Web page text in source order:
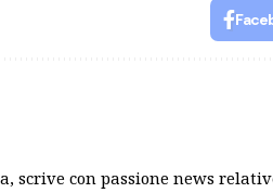
scrive con passione news